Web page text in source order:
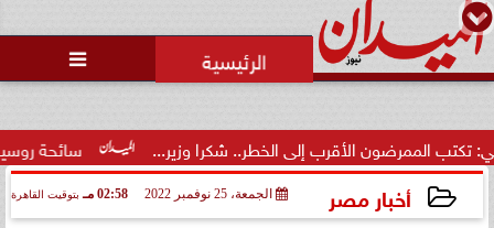

سائحة روسية لـ”مراسي”: الغردقة الخطر.. شكرا وزير...
أخبار مصر الجمعة، 25 نوفمبر 2022 02:58 مـ بتوقيت القاهرة
حالة غليان في نادي الشيخ زايد:
اتهامات للجنة المؤقتة بـ ”التواطؤ”